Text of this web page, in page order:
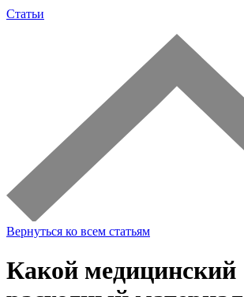
Статьи
Вернуться ко всем статьям
Какой медицинский